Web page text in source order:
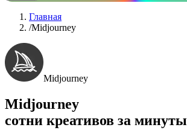
Главная
/Midjourney
Midjourney
Midjourney
сотни креативов за минуты